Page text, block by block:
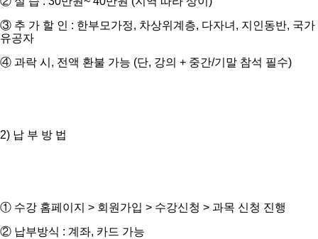
③ 추 가 할 인 : 한부모가정, 차상위계층, 다자녀, 지인동반, 국가
유공자
④ 과락 시, 전액 환불 가능 (단, 강의 + 중간/기말 참석 필수)
2) 납 부 방 법
① 수강 홈페이지 > 회원가입 > 수강신청 > 과목 신청 진행
② 납부방식 : 계좌, 카드 가능